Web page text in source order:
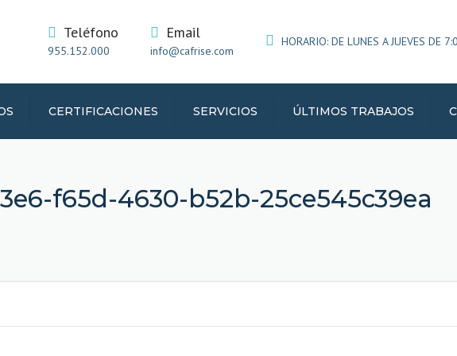
Teléfono
955.152.000
Email
info@cafrise.com
HORARIO: DE LUNES A JUEVES DE
CERTIFICACIONES SERVICIOS ÚLTIMOS TRABAJOS
f65d-4630-b52b-25ce545c39ea